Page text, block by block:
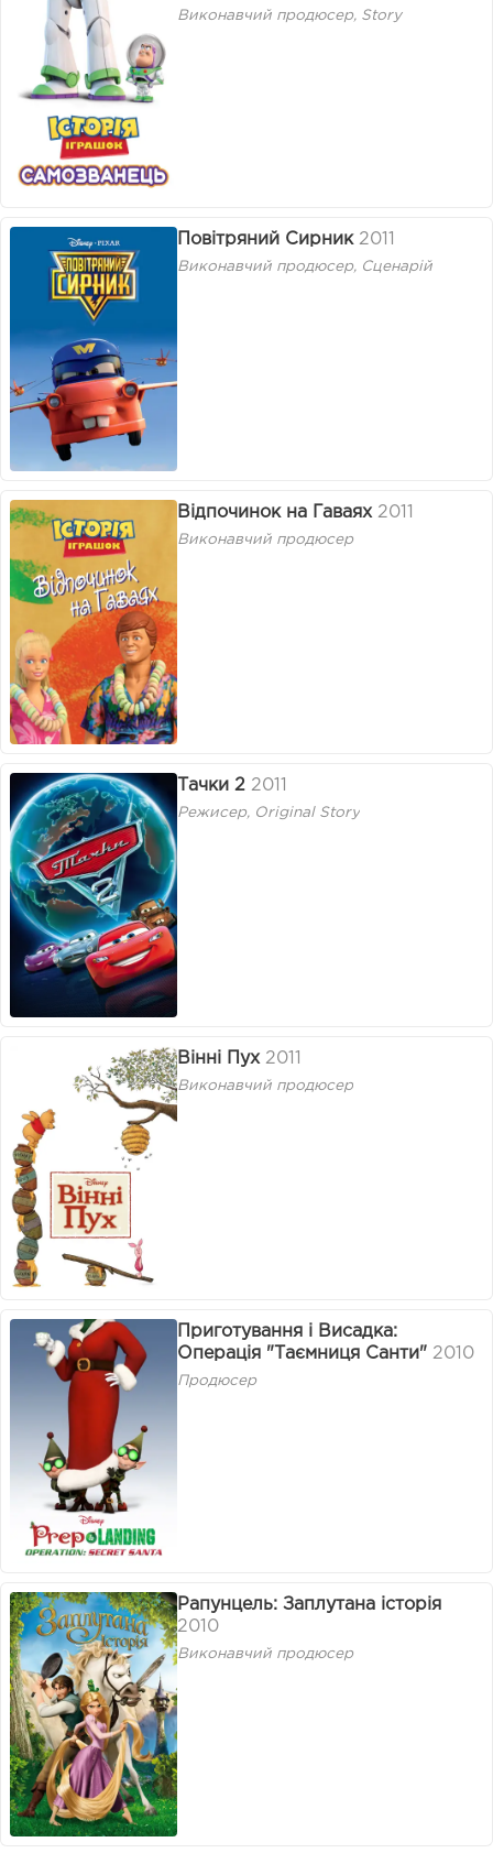
Виконавчий продюсер, Story
Повітряний Сирник 2011
Виконавчий продюсер, Сценарій
Відпочинок на Гаваях 2011
Виконавчий продюсер
Тачки 2 2011
Режисер, Original Story
Вінні Пух 2011
Виконавчий продюсер
Приготування і Висадка:
Операція "Таємниця Санти" 2010
Продюсер
Рапунцель: Заплутана історія
2010
Виконавчий продюсер